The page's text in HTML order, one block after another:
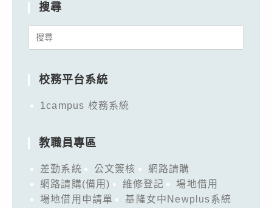
搜尋
Search
校務平台系統
1campus 校務系統
教職員專區
差勤系統 公文簽核
網路請購
網路請購(備用)
維修登記
場地借用
場地借用申請單
基隆女中Newplus系統